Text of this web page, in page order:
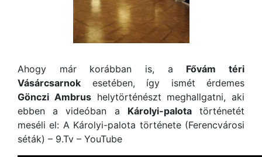
Ahogy már korábban is, a Fővám téri
Vásárcsarnok esetében, így ismét érdemes
Gönczi Ambrushelytörténészt meghallgatni, aki
ebben a videóban a Károlyi-palotatörténetét
meséli el: A Károlyi-palota története (Ferencvárosi
séták) – 9.Tv – YouTube